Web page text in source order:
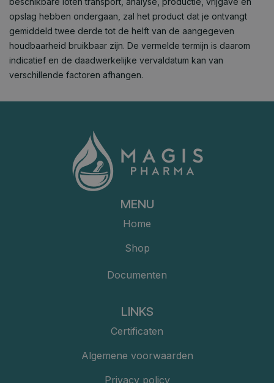
opslag hebben ondergaan, zal het product dat je ontvangt
gemiddeld twee derde tot de helft van de aangegeven
houdbaarheid bruikbaar zijn. De vermelde termijn is daarom
indicatief en de daadwerkelijke vervaldatum kan van
verschillende factoren afhangen.
MENU
Home
Shop
Documenten
LINKS
Certificaten
Algemene voorwaarden
Privacy policy